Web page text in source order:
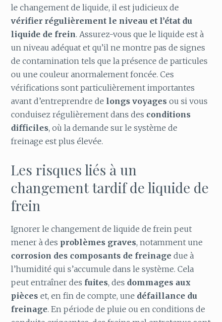
le changement de liquide, il est judicieux de
vérifier régulièrement le niveau et l’état du
liquide de frein. Assurez-vous que le liquide est à
un niveau adéquat et qu’il ne montre pas de signes
de contamination tels que la présence de particules
ou une couleur anormalement foncée. Ces
vérifications sont particulièrement importantes
avant d’entreprendre de longs voyages ou si vous
conduisez régulièrement dans des conditions
difficiles, où la demande sur le système de
freinage est plus élevée.
Les risques liés à un
changement tardif de liquide de
frein
Ignorer le changement de liquide de frein peut
mener à des problèmes graves, notamment une
corrosion des composants de freinage due à
l’humidité qui s’accumule dans le système. Cela
peut entraîner des fuites, des dommages aux
pièces et, en fin de compte, une défaillance du
freinage. En période de pluie ou en conditions de